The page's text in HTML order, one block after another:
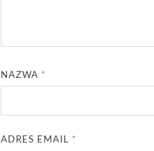
NAZWA *
ADRES EMAIL *